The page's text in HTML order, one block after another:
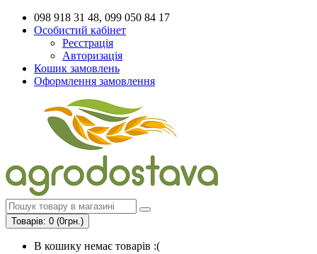
098 918 31 48, 099 050 84 17
Особистий кабінет
Реєстрація
Авторизація
Кошик замовлень
Оформлення замовлення
Товарів: 0 (0грн.)
В кошику немає товарів :(